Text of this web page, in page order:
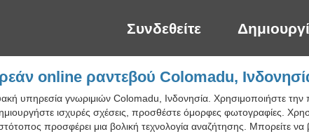
Συνδεθείτε
online ραντεβού Colomadu,
υπηρεσία γνωριμιών Colomadu, Ινδονησία. Χρησιμοποιήστε
ισχυρές σχέσεις, προσθέστε όμορφες φωτογραφίες.
προσφέρει μια βολική τεχνολογία αναζήτησης. Μπορείτε να